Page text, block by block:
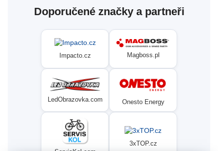
Doporučené značky a partneři
Impacto.cz Magboss.pl
LedObrazovka.com Onesto Energy
3xTOP.cz